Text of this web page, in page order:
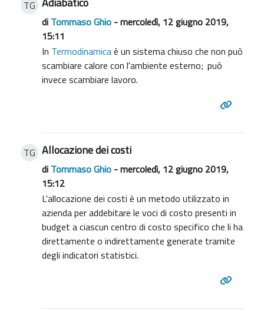
TG
di Tommaso Ghio- mercoledì, 12 giugno 2019,
15:11
In Termodinamicaè un sistema chiuso che non può
scambiare calore con l'ambiente esterno; può
invece scambiare lavoro.
TG Allocazione dei costi
di Tommaso Ghio- mercoledì, 12 giugno 2019,
15:12
L'allocazione dei costi è un metodo utilizzato in
azienda per addebitare le voci di costo presenti in
budget a ciascun centro di costo specifico che li ha
direttamente o indirettamente generate tramite
degli indicatori statistici.